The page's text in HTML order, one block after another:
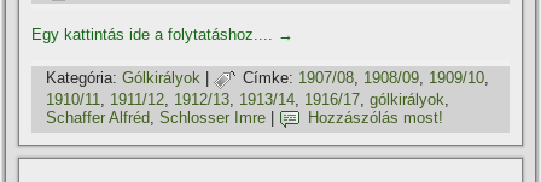
Egy kattintás ide a folytatáshoz.... →
Kategória: Gólkirályok | Címke: 1907/08, 1908/09, 1909/10,
1910/11, 1911/12, 1912/13, 1913/14, 1916/17,gólkirályok,
Schaffer Alfréd,Schlosser Imre Hozzászólás most!